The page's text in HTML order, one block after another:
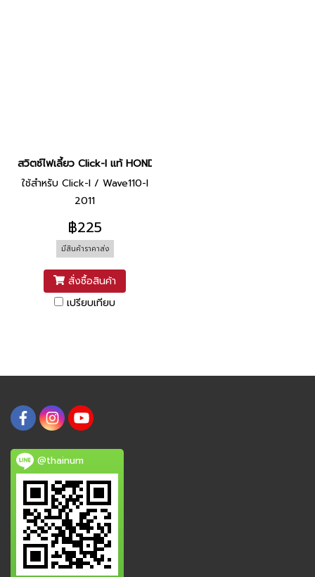
สวิตซ์ไฟเลี้ยว Click-I แท้ HONDA
ใช้สำหรับ Click-I / Wave110-I
2011
฿225
มีสินค้าราคาส่ง
สั่งซื้อสินค้า
เปรียบเทียบ
@thainum